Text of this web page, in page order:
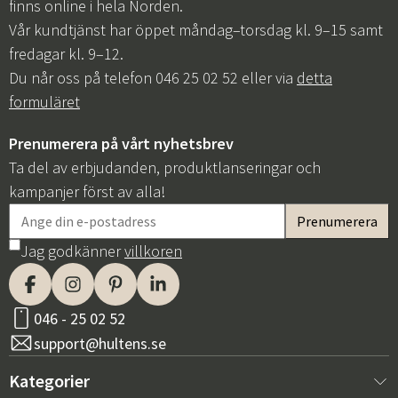
finns online i hela Norden.
Vår kundtjänst har öppet måndag–torsdag kl. 9–15 samt
fredagar kl. 9–12.
Du når oss på telefon 046 25 02 52 eller via detta
formuläret
Prenumerera på vårt nyhetsbrev
Ta del av erbjudanden, produktlanseringar och
kampanjer först av alla!
Jag godkännervillkoren
046 - 25 02 52
support@hultens.se
Kategorier